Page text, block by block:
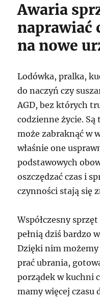
Awaria
naprawiać
na nowe
Lodówka, pralka,
do naczyń czy
AGD, bez których
codzienne życie.
może zabraknąć w
właśnie one
podstawowych
oszczędzać czas i
czynności stają się
Współczesny
pełnią dziś bardzo
Dzięki nim możemy
prać ubrania,
porządek w kuchni
mamy więcej czasu